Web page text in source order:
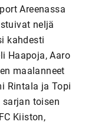
Areenassa
neljä
kahdesti
Haapoja, Aaro
maalanneet
Rintala ja Topi
toisen
Kiiston,